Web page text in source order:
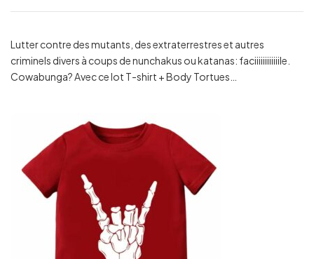
Lutter contre des mutants, des extraterrestres et autres
criminels divers à coups de nunchakus ou katanas: faciiiiiiiiiiiile.
Cowabunga? Avec ce lot T-shirt + Body Tortues…